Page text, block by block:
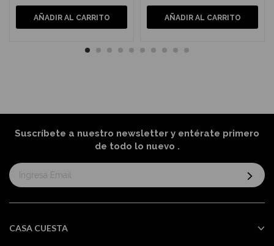
AÑADIR AL CARRITO AÑADIR AL CARRITO
Suscríbete a nuestro newsletter y entérate primero
de todo lo nuevo .
Suscríbase
al
informativo:
CASA CUESTA